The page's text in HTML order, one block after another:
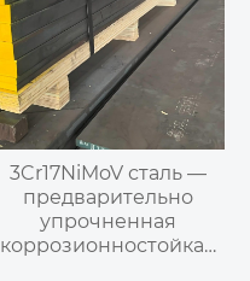
3Cr17NiMoV сталь —
предварительно
упрочненная
коррозионностойкая